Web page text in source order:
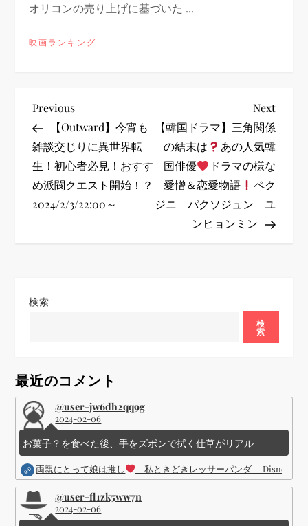
オリコンの売り上げに基づいた ...
映画ランキング
投
稿
ナ
ビ
シ
ン
Previous
Post
Previous
【Outward】今宵も
雑談交じりに異世界転
生！初心者必見！おすす
め派閥クエスト開始！？
2024/2/3/22:00～
Next
Post
Next
【韓国ドラマ】三角関係
の結末は
あの人気韓
国俳優
ドラマの様な
愛憎＆恋愛物語
ペク
ジニ パクソジュン ユ
ンヒョンミン
検索
検
索
最近のコメント
@user-jw6dh2qq9g
2024-02-06
お菓子？を食べた後、手をズボンで拭く仕草がリアル
両親にとって娘は推し ｜私ときどきレッサーパンダ ｜Disney (
@user-fl1zk5ww7n
2024-02-06